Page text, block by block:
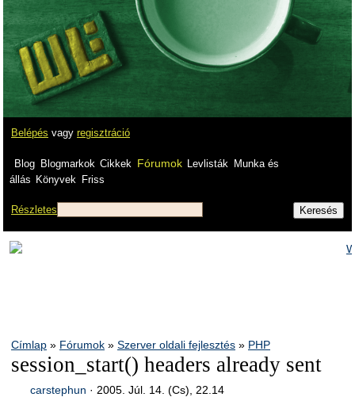
Belépés vagy regisztráció
Blog Blogmarkok Cikkek Fórumok Levlisták
Munka és
állás Könyvek Friss
Részletes
Címlap » Fórumok » Szerver oldali fejlesztés » PHP
session_start() headers already sent
carstephun · 2005. Júl. 14. (Cs), 22.14